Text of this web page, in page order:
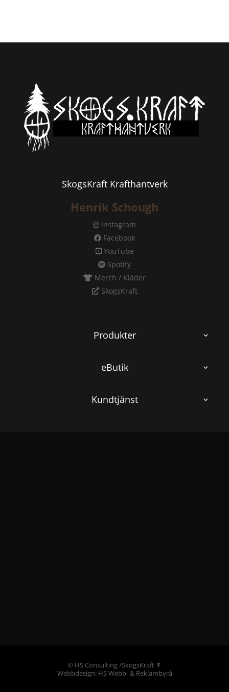
SkogsKraft Krafthantverk
Henrik Schough
Instagram
Facebook
YouTube
Spotify
Merch / Kläder
SkogsKraft
Produkter
eButik
Kundtjänst
© HS Consulting /SkogsKraft ↟
Webbdesign: HS Webb- & Reklambyrå